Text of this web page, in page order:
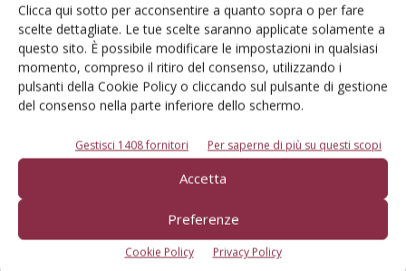
Clicca qui sotto per acconsentire a quanto sopra o per fare
scelte dettagliate. Le tue scelte saranno applicate solamente a
questo sito. È possibile modificare le impostazioni in qualsiasi
momento, compreso il ritiro del consenso, utilizzando i
pulsanti della Cookie Policy o cliccando sul pulsante di gestione
del consenso nella parte inferiore dello schermo.
Gestisci 1408 fornitori Per saperne di più su questi scopi
Accetta
Preferenze
Cookie Policy Privacy Policy
Salva il mio nome, email e sito web in questo browser per la
prossima volta che commento.